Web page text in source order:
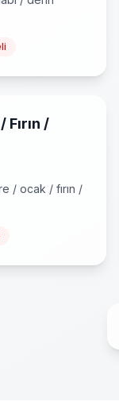
/
/ ocak / fırın /